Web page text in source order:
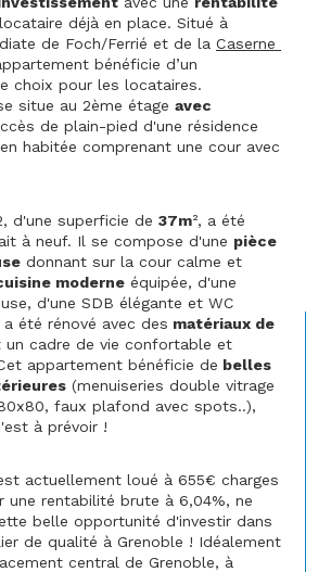
déjà en place. Situé à
de Foch/Ferrié et de la Caserne
bénéficie d’un
choix pour les locataires.
situe au 2ème étage avec
de plain-pied d'une résidence
habitée comprenant une cour avec
d'une superficie de 37m², a été
à neuf. Il se compose d'une pièce
donnant sur la cour calme et
moderne équipée, d'une
d'une SDB élégante et WC
été rénové avec des matériaux de
cadre de vie confortable et
appartement bénéficie de belles
(menuiseries double vitrage
faux plafond avec spots..),
à prévoir !
actuellement loué à 655€ charges
une rentabilité brute à 6,04%, ne
belle opportunité d'investir dans
de qualité à Grenoble ! Idéalement
central de Grenoble, à